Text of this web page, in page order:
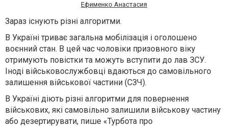
Ефименко Анастасия
Зараз існують різні алгоритми.
В Україні триває загальна мобілізація і оголошено
воєнний стан. В цей час чоловіки призовного віку
отримують повістки та можуть вступити до лав ЗСУ.
Іноді військовослужбовці вдаються до самовільного
залишення військової частини (СЗЧ).
В Україні діють різні алгоритми для повернення
військових, які самовільно залишили військову частину
або дезертирувати, пише «Турбота про